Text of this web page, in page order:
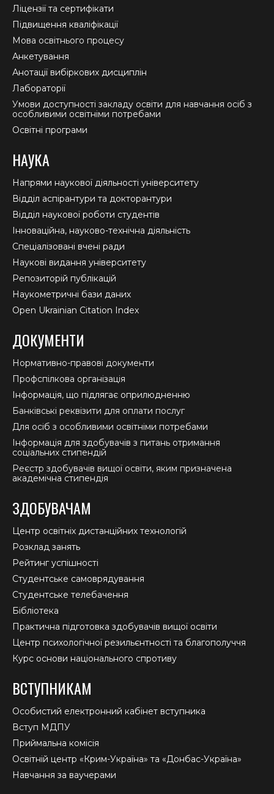
windowwindowwindow
Ліцензії та сертифікати
Підвищення кваліфікації
Мова освітнього процесу
Анкетування
Анотації вибіркових дисциплін
Лабораторії
Умови доступності закладу освіти для навчання осіб з
особливими освітніми потребами
Освітні програми
НАУКА
Напрями наукової діяльності університету
Відділ аспірантури та докторантури
Відділ наукової роботи студентів
Інноваційна, науково-технічна діяльність
Спеціалізовані вчені ради
Наукові видання університету
Репозиторій публікацій
Наукометричні бази даних
Open Ukrainian Citation Index
ДОКУМЕНТИ
Нормативно-правові документи
Профспілкова організація
Інформація, що підлягає оприлюдненню
Банківські реквізити для оплати послуг
Для осіб з особливими освітніми потребами
Інформація для здобувачів з питань отримання
соціальних стипендій
Реєстр здобувачів вищої освіти, яким призначена
академічна стипендія
ЗДОБУВАЧАМ
Центр освітніх дистанційних технологій
Розклад занять
Рейтинг успішності
Студентське самоврядування
Студентське телебачення
Бібліотека
Практична підготовка здобувачів вищої освіти
Центр психологічної резильєнтності та благополуччя
Курс основи національного спротиву
ВСТУПНИКАМ
Особистий електронний кабінет вступника
Вступ МДПУ
Приймальна комісія
Освітній центр «Крим-Україна» та «Донбас-Україна»
Навчання за ваучерами